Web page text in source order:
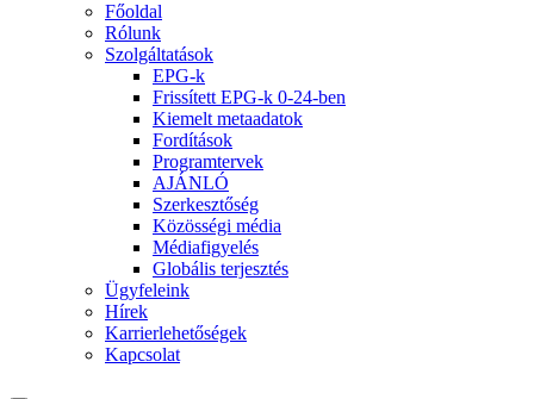
Főoldal
Rólunk
Szolgáltatások
EPG-k
Frissített EPG-k 0-24-ben
Kiemelt metaadatok
Fordítások
Programtervek
AJÁNLÓ
Szerkesztőség
Közösségi média
Médiafigyelés
Globális terjesztés
Ügyfeleink
Hírek
Karrierlehetőségek
Kapcsolat